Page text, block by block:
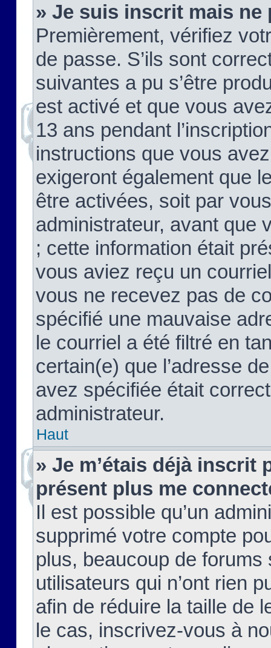
» Je suis inscrit mais ne
Premièrement, vérifiez
de passe. S’ils sont
suivantes a pu s’être
est activé et que vous
13 ans pendant
instructions que vous
exigeront également que
être activées, soit par
administrateur, avant que
; cette information était
vous aviez reçu un
vous ne recevez pas de
spécifié une mauvaise
le courriel a été filtré en
certain(e) que l’adresse
avez spécifiée était
administrateur.
Haut
» Je m’étais déjà inscrit
présent plus me
Il est possible qu’un
supprimé votre compte
plus, beaucoup de
utilisateurs qui n’ont rien
afin de réduire la taille de
le cas, inscrivez-vous à